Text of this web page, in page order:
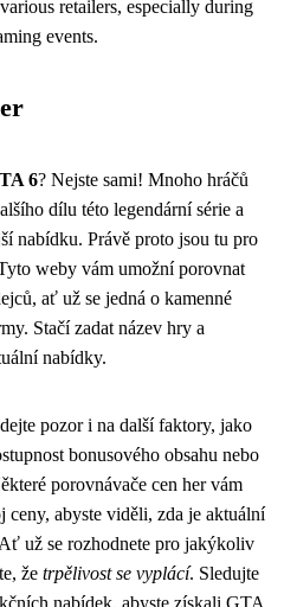
retailers, especially during
events.
6? Nejste sami! Mnoho hráčů
dílu této legendární série a
nabídku. Právě proto jsou tu pro
weby vám umožní porovnat
ať už se jedná o kamenné
Stačí zadat název hry a
nabídky.
pozor i na další faktory, jako
bonusového obsahu nebo
porovnávače cen her vám
abyste viděli, zda je aktuální
už se rozhodnete pro jakýkoliv
že trpělivost se vyplácí. Sledujte